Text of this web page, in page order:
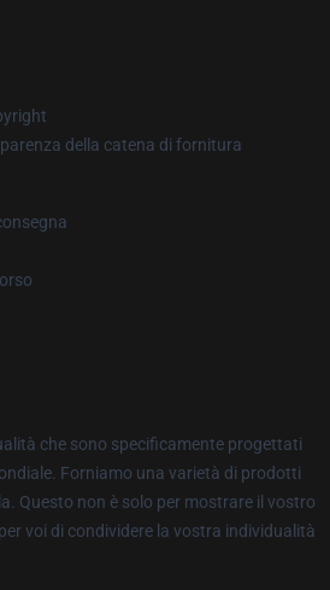
della catena di fornitura
che sono specificamente progettati
Forniamo una varietà di prodotti
Questo non è solo per mostrare il vostro
voi di condividere la vostra individualità